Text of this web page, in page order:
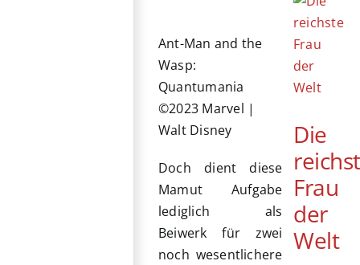
Ant-Man and the
Wasp:
Quantumania
©2023 Marvel |
Walt Disney
Doch dient diese
Mamut Aufgabe
lediglich als
Beiwerk für zwei
noch wesentlichere
Die
Frau
der
Welt